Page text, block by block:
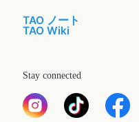
TAO ノート
TAO Wiki
Stay connected